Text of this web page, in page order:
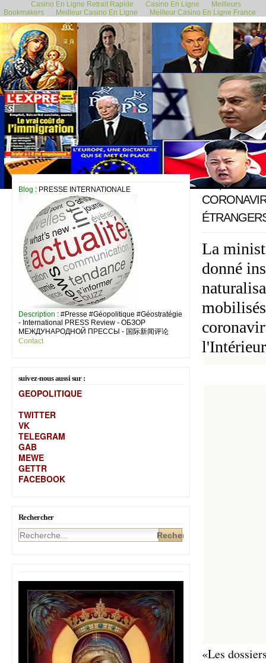
Casino En Ligne Retrait Rapide Casino En Ligne
Meilleurs
Bookmakers
Meilleur Casino En Ligne Meilleur Casino En Ligne France
Blog : PRESSE INTERNATIONALE
Description : #Presse #Géopolitique #Géostratégie
- International PRESS Review - ОБЗОР
МЕЖДУНАРОДНОЙ ПРЕССЫ - 国际新闻评论
Contact
suivez-nous aussi sur :
GEOPOLITIQUE
TWITTER
VK
TELEGRAM
GAB
MEWE
GETTR
FACEBOOK
Rechercher
15 septembre 2020
La
donné
«Les